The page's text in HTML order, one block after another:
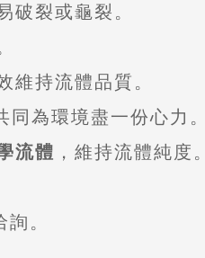
破裂或龜裂。
維持流體品質。
為環境盡一份心力。
流體 ，維持流體純度。
。